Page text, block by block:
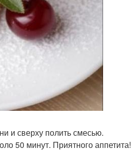
и сверху полить смесью.
50 минут. Приятного аппетита!